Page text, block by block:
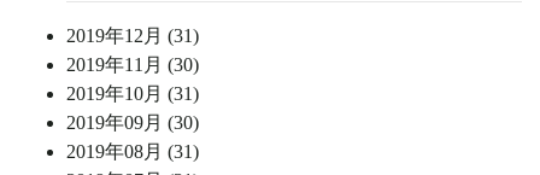
2019年12月 (31)
2019年11月 (30)
2019年10月 (31)
2019年09月 (30)
2019年08月 (31)